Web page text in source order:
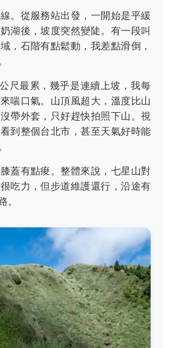
。從服務站出發，一開始是平緩
湖後，坡度突然變陡。有一段叫
，石階有點鬆動，我差點滑倒，
尺最累，幾乎是連續上坡，我每
喘口氣。山頂風超大，溫度比山
帶外套，只好趕快拍照下山。視
到整個台北市，甚至天氣好時能
蓋有點痠。整體來說，七星山對
吃力，但步道維護還行，沿途有
。